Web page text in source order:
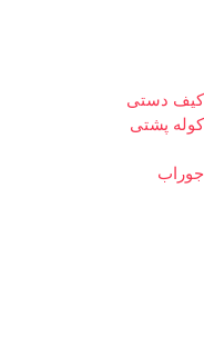
کیف دستی
کوله پشتی
جوراب